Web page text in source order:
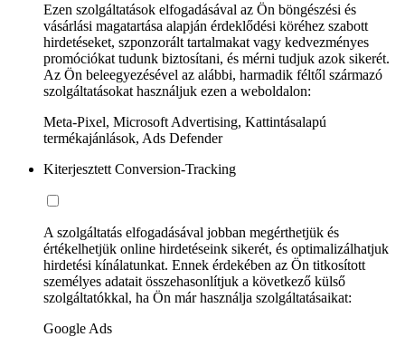
Ezen szolgáltatások elfogadásával az Ön böngészési és
vásárlási magatartása alapján érdeklődési köréhez szabott
hirdetéseket, szponzorált tartalmakat vagy kedvezményes
promóciókat tudunk biztosítani, és mérni tudjuk azok sikerét.
Az Ön beleegyezésével az alábbi, harmadik féltől származó
szolgáltatásokat használjuk ezen a weboldalon:
Meta-Pixel, Microsoft Advertising, Kattintásalapú
termékajánlások, Ads Defender
Kiterjesztett Conversion-Tracking
A szolgáltatás elfogadásával jobban megérthetjük és
értékelhetjük online hirdetéseink sikerét, és optimalizálhatjuk
hirdetési kínálatunkat. Ennek érdekében az Ön titkosított
személyes adatait összehasonlítjuk a következő külső
szolgáltatókkal, ha Ön már használja szolgáltatásaikat:
Google Ads